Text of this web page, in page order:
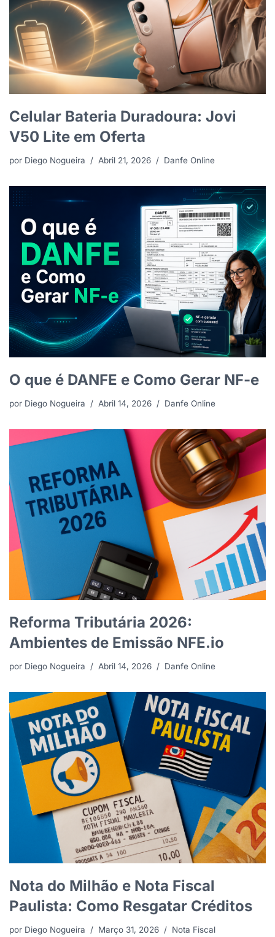
Celular Bateria Duradoura: Jovi
V50 Lite em Oferta
por Diego Nogueira Abril 21, 2026 Danfe Online
O que é DANFE e Como Gerar NF-e
por Diego Nogueira Abril 14, 2026 Danfe Online
Reforma Tributária 2026:
Ambientes de Emissão NFE.io
por Diego Nogueira Abril 14, 2026 Danfe Online
Nota do Milhão e Nota Fiscal
Paulista: Como Resgatar Créditos
por Diego Nogueira Março 31, 2026 Nota Fiscal